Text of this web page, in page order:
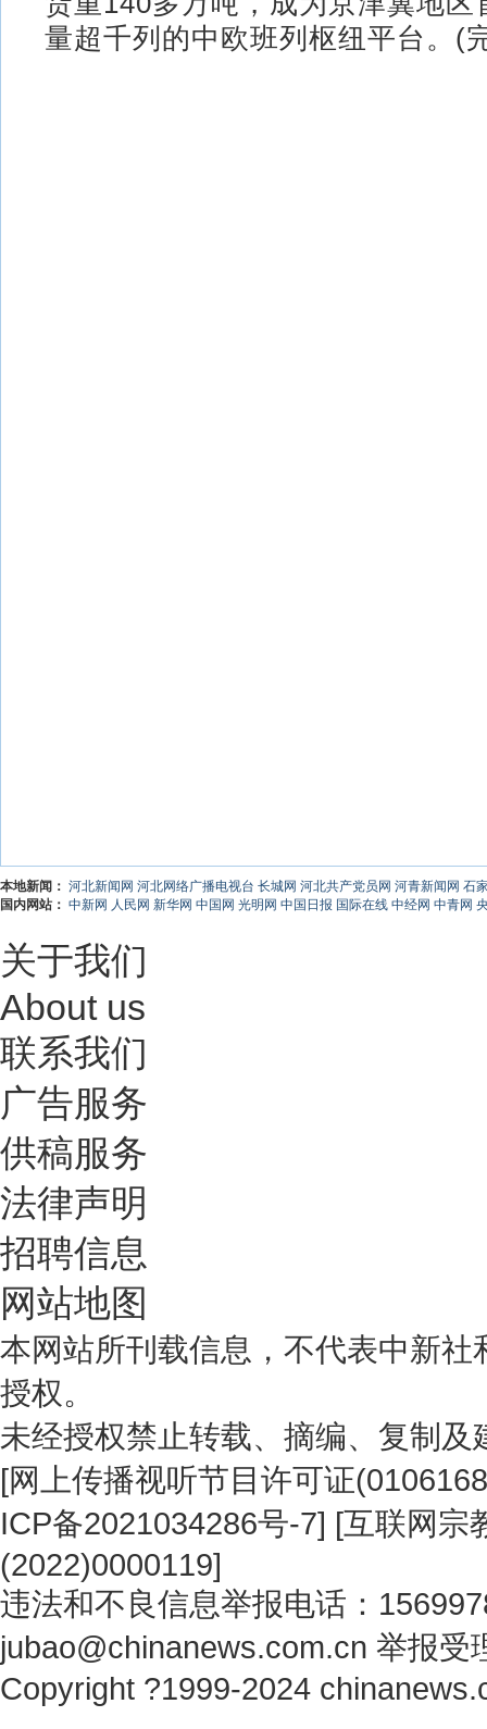
量超千列的中欧班列枢纽平台。(
本地新闻： 河北新闻网 河北网络广播电视台 长城网 河北共产党员网 河青新闻网 石
国内网站： 中新网 人民网 新华网 中国网 光明网 中国日报 国际在线 中经网 中青网
关于我们
About us
联系我们
广告服务
供稿服务
法律声明
招聘信息
网站地图
本网站所刊载信息，不代表中新
授权。
未经授权禁止转载、摘编、复制
[网上传播视听节目许可证
ICP备2021034286号-7] [互联网宗
(2022)0000119]
违法和不良信息举报电话：
jubao@chinanews.com.cn 举报受
Copyright ?1999-2024